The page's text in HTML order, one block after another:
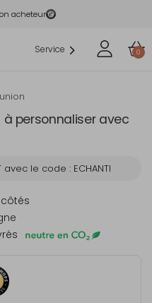
acheteur
Service 0
personnaliser avec
avec le code : ECHANTI